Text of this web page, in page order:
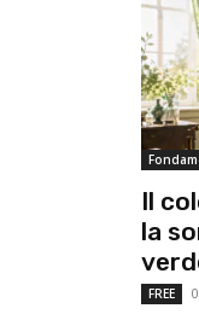
Il
la
FREE